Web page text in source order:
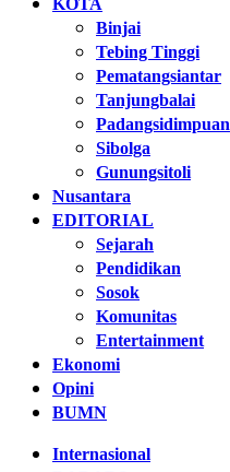
KOTA
Binjai
Tebing Tinggi
Pematangsiantar
Tanjungbalai
Padangsidimpuan
Sibolga
Gunungsitoli
Nusantara
EDITORIAL
Sejarah
Pendidikan
Sosok
Komunitas
Entertainment
Ekonomi
Opini
BUMN
Internasional